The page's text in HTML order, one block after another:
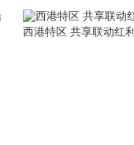
西港特区 共享联动红